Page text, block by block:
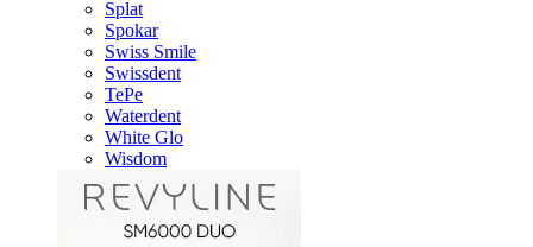
Splat
Spokar
Swiss Smile
Swissdent
TePe
Waterdent
White Glo
Wisdom